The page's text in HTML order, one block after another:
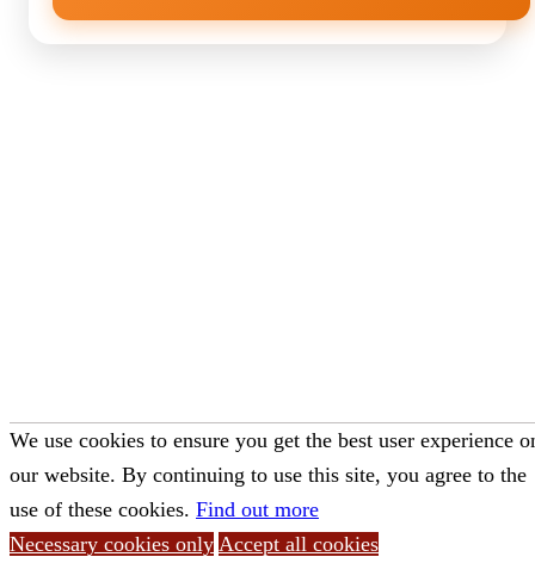
We use cookies to ensure you get the best user experience
our website. By continuing to use this site, you agree to the
use of these cookies. Find out more
Necessary cookies only Accept all cookies